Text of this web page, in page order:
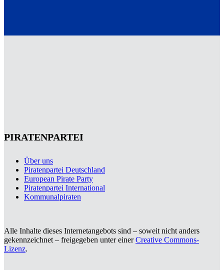
PIRATENPARTEI
Über uns
Piratenpartei Deutschland
European Pirate Party
Piratenpartei International
Kommunalpiraten
Alle Inhalte dieses Internetangebots sind – soweit nicht anders
gekennzeichnet – freigegeben unter einerCreative Commons-
Lizenz.